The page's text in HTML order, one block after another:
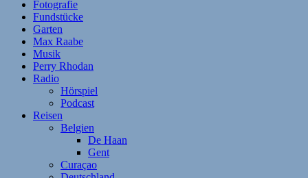
Fotografie
Fundstücke
Garten
Max Raabe
Musik
Perry Rhodan
Radio
Hörspiel
Podcast
Reisen
Belgien
De Haan
Gent
Curaçao